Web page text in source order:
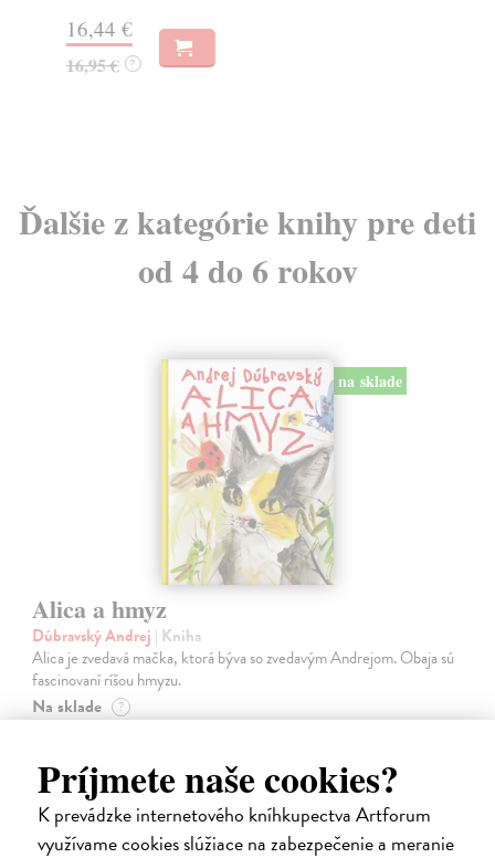
Príjmete naše cookies?
K prevádzke internetového kníhkupectva Artforum
využívame cookies slúžiace na zabezpečenie a meranie
16,44 €
16,95 € ?
Ďalšie z kategórie knihy pre deti
od 4 do 6 rokov
na sklade
Alica a hmyz
Dúbravský Andrej | Kniha
Alica je zvedavá mačka, ktorá býva so zvedavým Andrejom. Obaja sú
fascinovaní ríšou hmyzu.
Na sklade ?
28,90 € ?